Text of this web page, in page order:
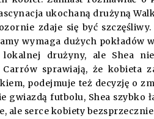
ukochaną drużyną
zdaje się być
wymaga dużych pokładów
drużyny, ale Shea
sprawiają, że kobieta
podejmuje też decyzję o
gwiazdą futbolu, Shea szybko
ale serce kobiety